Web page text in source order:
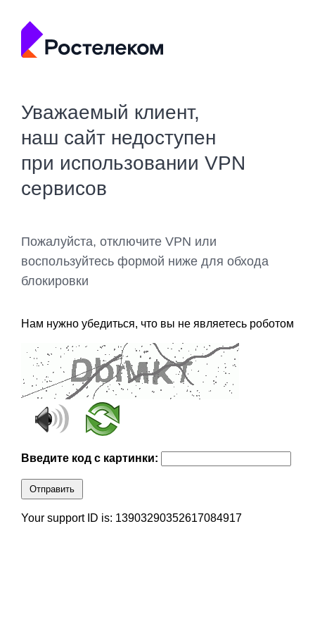
Уважаемый клиент,
наш сайт недоступен
при использовании VPN
сервисов
Пожалуйста, отключите VPN или
воспользуйтесь формой ниже для обхода
блокировки
Нам нужно убедиться, что вы не являетесь роботом
Введите код с картинки:
Отправить
Your support ID is: 13903290352617084917